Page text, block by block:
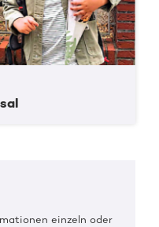
einzeln oder